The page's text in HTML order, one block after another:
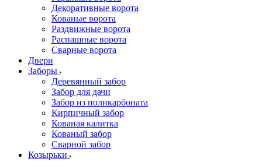
Декоративные ворота
Кованые ворота
Раздвижные ворота
Распашные ворота
Сварные ворота
Двери
Заборы
Деревянный забор
Забор для дачи
Забор из поликарбоната
Кирпичный забор
Кованая калитка
Кованый забор
Сварной забор
Козырьки